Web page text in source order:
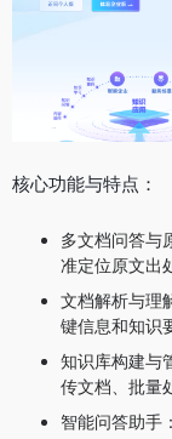
核心功能与特点：
多文档问答与
准定位原文出
文档解析与理
键信息和知识
知识库构建与
传文档、批量
智能问答助手